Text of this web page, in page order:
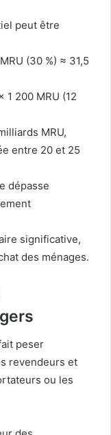
peut être
(30 %) ≈ 31,5
200 MRU (12
MRU,
entre 20 et 25
dépasse
significative,
des ménages.
peser
revendeurs et
ou les